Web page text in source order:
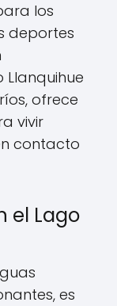
los
deportes
ofrece
vivir
contacto
el Lago
es